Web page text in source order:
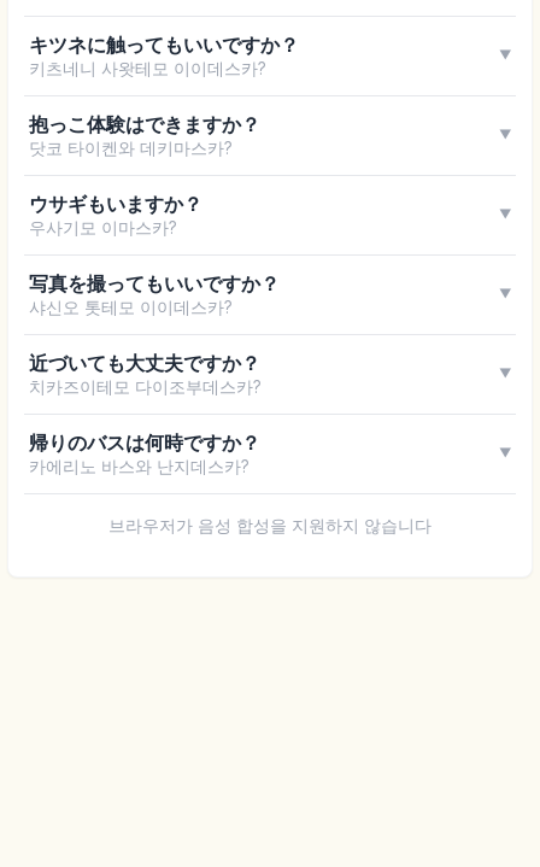
キツネに触ってもいいですか？
키츠네니 사왓테모 이이데스카?
▼
抱っこ体験はできますか？
닷코 타이켄와 데키마스카?
▼
ウサギもいますか？
우사기모 이마스카?
▼
写真を撮ってもいいですか？
샤신오 톳테모 이이데스카?
▼
近づいても大丈夫ですか？
치카즈이테모 다이조부데스카?
▼
帰りのバスは何時ですか？
카에리노 바스와 난지데스카?
▼
브라우저가 음성 합성을 지원하지 않습니다